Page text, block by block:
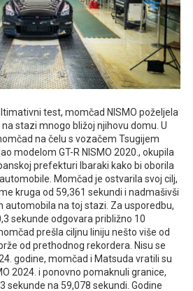
test, momčad NISMO poželjela
stazi mnogo bližoj njihovu domu. U
na čelu s vozačem Tsugijem
modelom GT-R NISMO 2020., okupila
prefekturi Ibaraki kako bi oborila
Momčad je ostvarila svoj cilj,
kruga od 59,361 sekundi i nadmašivši
automobila na toj stazi. Za usporedbu,
sekunde odgovara približno 10
prešla ciljnu liniju nešto više od
od prethodnog rekordera. Nisu se
godine, momčad i Matsuda vratili su
2024. i ponovno pomaknuli granice,
sekunde na 59,078 sekundi. Godine